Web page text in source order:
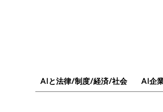
AIと法律/制度/経済/社会 AI企